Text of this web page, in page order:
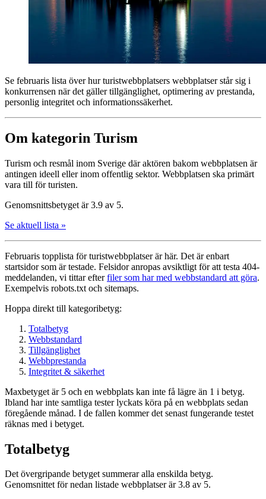
Se februaris lista över hur turist­webbplatsers webbplatser står sig i
konkurrensen när det gäller tillgänglighet, optimering av prestanda,
personlig integritet och informationssäkerhet.
Om kategorin Turism
Turism och resmål inom Sverige där aktören bakom webbplatsen är
antingen ideell eller inom offentlig sektor. Webbplatsen ska primärt
vara till för turisten.
Genomsnittsbetyget är 3.9 av 5.
Se aktuell lista »
Februaris topplista för turist­webbplatser är här. Det är enbart
startsidor som är testade. Felsidor anropas avsiktligt för att testa 404-
meddelanden, vi tittar efterfiler som har med webbstandard att göra.
Exempelvis robots.txt och sitemaps.
Hoppa direkt till kategoribetyg:
Totalbetyg
Webbstandard
Tillgänglighet
Webbprestanda
Integritet & säkerhet
Maxbetyget är 5 och en webbplats kan inte få lägre än 1 i betyg.
Ibland har inte samtliga tester lyckats köra på en webbplats sedan
föregående månad. I de fallen kommer det senast fungerande testet
räknas med i betyget.
Totalbetyg
Det övergripande betyget summerar alla enskilda betyg.
Genomsnittet för nedan listade webbplatser är 3.8 av 5.